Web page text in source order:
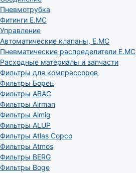
Пневмотрубка
Фитинги E.MC
Управление
Автоматические клапаны, Е.МС
Пневматические распределители E.MC
Расходные материалы и запчасти
Фильтры для компрессоров
Фильтры Борец
Фильтры ABAC
Фильтры Airman
Фильтры Almig
Фильтры ALUP
Фильтры Atlas Copco
Фильтры Atmos
Фильтры BERG
Фильтры Boge